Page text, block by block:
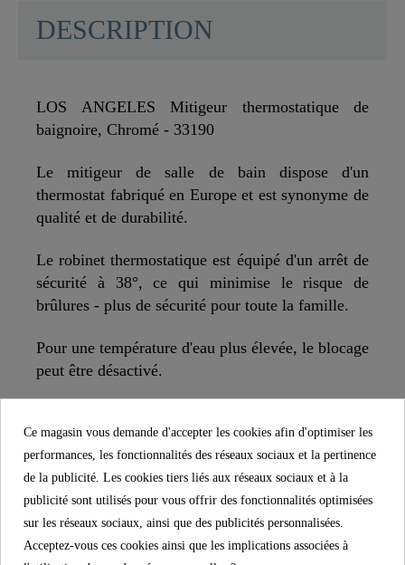
DESCRIPTION
LOS ANGELES Mitigeur thermostatique de
baignoire, Chromé - 33190
Le mitigeur de salle de bain dispose d'un
thermostat fabriqué en Europe et est synonyme de
qualité et de durabilité.
Le robinet thermostatique est équipé d'un arrêt de
sécurité à 38°, ce qui minimise le risque de
brûlures - plus de sécurité pour toute la famille.
Pour une température d'eau plus élevée, le blocage
peut être désactivé.
surplombe le lavabo, mesuré à partir du centre du
corps du mitigeur, est de 165 mm.
La connexion standardisée 1/2 " permet de
raccorder de nombreux flexibles de douche
courants.
Ce magasin vous demande d'accepter les cookies afin d'optimiser les
performances, les fonctionnalités des réseaux sociaux et la pertinence
de la publicité. Les cookies tiers liés aux réseaux sociaux et à la
publicité sont utilisés pour vous offrir des fonctionnalités optimisées
sur les réseaux sociaux, ainsi que des publicités personnalisées.
Acceptez-vous ces cookies ainsi que les implications associées à